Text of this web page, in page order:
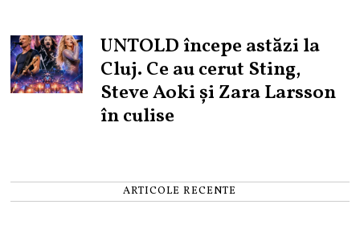
UNTOLD începe astăzi la
Cluj. Ce au cerut Sting,
Steve Aoki și Zara Larsson
în culise
ARTICOLE RECENTE